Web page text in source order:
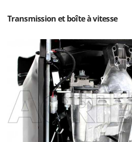
Scies à Ruban
Scies alternatives à batterie
Scies de jardin télescopiques
Sécateurs électriques à
Sécateurs et Échenilloirs
Sécateurs pneumatiques
Semoirs et Épandeurs
Imperia
Infaco
Intec
Intex
Italyco
ITM
J JOLLY ITALIA
Transmission et boîte à vitesse